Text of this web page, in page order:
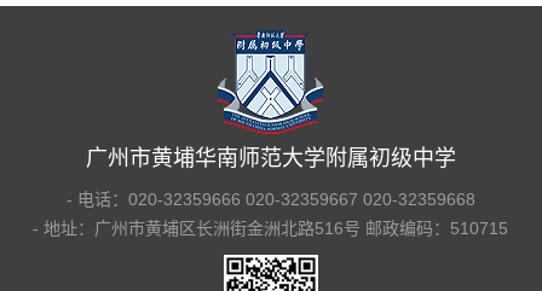
广州市黄埔华南师范大学附属初级中学
- 电话：020-32359666 020-32359667 020-32359668
- 地址：广州市黄埔区长洲街金洲北路516号 邮政编码：510715